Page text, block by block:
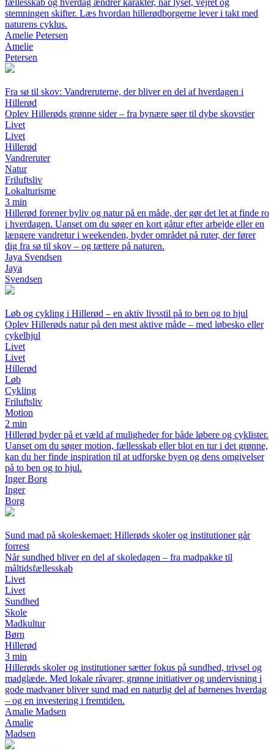
fællesskab og hverdag ændrer karakter, når lyset, vejret og
stemningen skifter. Læs hvordan hillerødborgerne lever i takt med
naturens cyklus.
Amelie Petersen
Amelie
Petersen
Fra sø til skov: Vandreruterne, der bliver en del af hverdagen i
Hillerød
Oplev Hillerøds grønne sider – fra bynære søer til dybe skovstier
Livet
Livet
Hillerød
Vandreruter
Natur
Friluftsliv
Lokalturisme
3 min
Hillerød forener byliv og natur på en måde, der gør det let at finde ro
i hverdagen. Uanset om du søger en kort gåtur efter arbejde eller en
længere vandretur i weekenden, byder området på ruter, der fører
dig fra sø til skov – og tættere på naturen.
Jaya Svendsen
Jaya
Svendsen
Løb og cykling i Hillerød – en aktiv livsstil på to ben og to hjul
Oplev Hillerøds natur på den mest aktive måde – med løbesko eller
cykelhjul
Livet
Livet
Hillerød
Løb
Cykling
Friluftsliv
Motion
2 min
Hillerød byder på et væld af muligheder for både løbere og cyklister.
Uanset om du søger motion, fællesskab eller blot en tur i det grønne,
kan du her finde inspiration til at udforske byen og dens omgivelser
på to ben og to hjul.
Inger Borg
Inger
Borg
Sund mad på skoleskemaet: Hillerøds skoler og institutioner går
forrest
Når sundhed bliver en del af skoledagen – fra madpakke til
måltidsfællesskab
Livet
Livet
Sundhed
Skole
Madkultur
Børn
Hillerød
3 min
Hillerøds skoler og institutioner sætter fokus på sundhed, trivsel og
madglæde. Med lokale råvarer, grønne initiativer og undervisning i
gode madvaner bliver sund mad en naturlig del af børnenes hverdag
– og en investering i fremtiden.
Amalie Madsen
Amalie
Madsen